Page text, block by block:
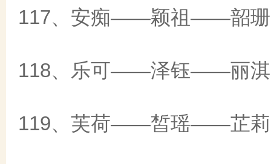
117、安痴——颖祖——韶珊
118、乐可——泽钰——丽淇
119、芙荷——皙瑶——芷莉